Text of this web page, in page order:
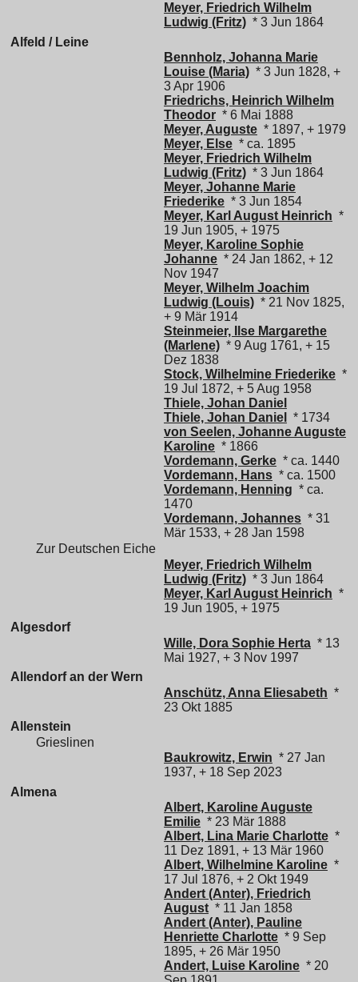
Meyer, Friedrich Wilhelm
Ludwig (Fritz) * 3 Jun 1864
Alfeld / Leine
Bennholz, Johanna Marie
Louise (Maria) * 3 Jun 1828, +
3 Apr 1906
Friedrichs, Heinrich Wilhelm
Theodor * 6 Mai 1888
Meyer, Auguste * 1897, + 1979
Meyer, Else * ca. 1895
Meyer, Friedrich Wilhelm
Ludwig (Fritz) * 3 Jun 1864
Meyer, Johanne Marie
Friederike * 3 Jun 1854
Meyer, Karl August Heinrich *
19 Jun 1905, + 1975
Meyer, Karoline Sophie
Johanne * 24 Jan 1862, + 12
Nov 1947
Meyer, Wilhelm Joachim
Ludwig (Louis) * 21 Nov 1825,
+ 9 Mär 1914
Steinmeier, Ilse Margarethe
(Marlene) * 9 Aug 1761, + 15
Dez 1838
Stock, Wilhelmine Friederike *
19 Jul 1872, + 5 Aug 1958
Thiele, Johan Daniel
Thiele, Johan Daniel
* 1734
von Seelen, Johanne Auguste
Karoline * 1866
Vordemann, Gerke * ca. 1440
Vordemann, Hans * ca. 1500
Vordemann, Henning * ca.
1470
Vordemann, Johannes * 31
Mär 1533, + 28 Jan 1598
Zur Deutschen Eiche
Meyer, Friedrich Wilhelm
Ludwig (Fritz) * 3 Jun 1864
Meyer, Karl August Heinrich *
19 Jun 1905, + 1975
Algesdorf
Wille, Dora Sophie Herta * 13
Mai 1927, + 3 Nov 1997
Allendorf an der Wern
Anschütz, Anna Eliesabeth *
23 Okt 1885
Allenstein
Grieslinen
Baukrowitz, Erwin * 27 Jan
1937, + 18 Sep 2023
Almena
Albert, Karoline Auguste
Emilie * 23 Mär 1888
Albert, Lina Marie Charlotte *
11 Dez 1891, + 13 Mär 1960
Albert, Wilhelmine Karoline *
17 Jul 1876, + 2 Okt 1949
Andert (Anter), Friedrich
August * 11 Jan 1858
Andert (Anter), Pauline
Henriette Charlotte * 9 Sep
1895, + 26 Mär 1950
Andert, Luise Karoline * 20